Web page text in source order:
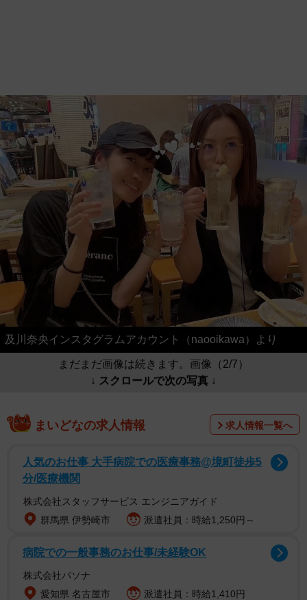
及川奈央インスタグラムアカウント（naooikawa）より
まだまだ画像は続きます。画像（2/7）
↓ スクロールで次の写真 ↓
まいどなの求人情報 求人情報一覧へ
人気のお仕事 大手病院での医療事務@境町徒歩5
分/医療機関
株式会社スタッフサービス エンジニアガイド
群馬県 伊勢崎市
派遣社員：時給1,250円～
病院での一般事務のお仕事/未経験OK
株式会社パソナ
愛知県 名古屋市
派遣社員：時給1,410円